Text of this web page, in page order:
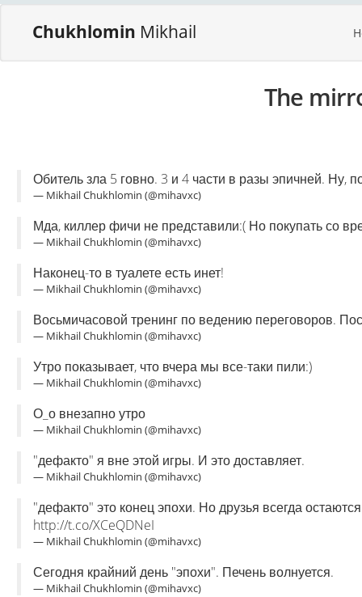
Chukhlomin Mikhail
The
Обитель зла 5 говно. 3 и 4 части в разы эпичней. Ну,
— Mikhail Chukhlomin (@mihavxc)
Мда, киллер фичи не представили:( Но покупать со
— Mikhail Chukhlomin (@mihavxc)
Наконец-то в туалете есть инет!
— Mikhail Chukhlomin (@mihavxc)
Восьмичасовой тренинг по ведению переговоров.
— Mikhail Chukhlomin (@mihavxc)
Утро показывает, что вчера мы все-таки пили:)
— Mikhail Chukhlomin (@mihavxc)
О_о внезапно утро
— Mikhail Chukhlomin (@mihavxc)
"дефакто" я вне этой игры. И это доставляет.
— Mikhail Chukhlomin (@mihavxc)
"дефакто" это конец эпохи. Но друзья всегда
http://t.co/XCeQDNeI
— Mikhail Chukhlomin (@mihavxc)
Сегодня крайний день "эпохи". Печень волнуется.
— Mikhail Chukhlomin (@mihavxc)